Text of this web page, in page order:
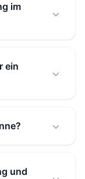
im
ein
und